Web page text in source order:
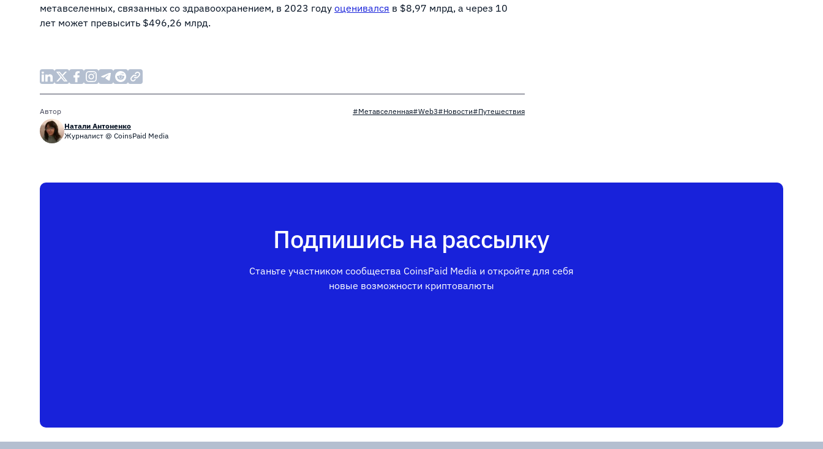
метавселенных, связанных со здравоохранением, в 2023 году оценивался в $8,97 млрд, а через 10
лет может превысить $496,26 млрд.
Автор
Натали Антоненко
Журналист @ CoinsPaid Media
#Метавселенная#Web3#Новости#Путешествия
Подпишись на рассылку
Станьте участником сообщества CoinsPaid Media и откройте для себя
новые возможности криптовалюты